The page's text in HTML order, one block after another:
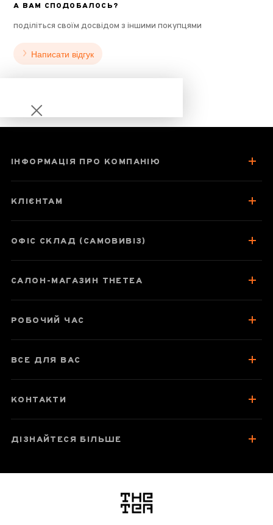
А ВАМ СПОДОБАЛОСЬ?
поділіться своїм досвідом з іншими покупцями
Написати відгук
Гречаний чай Ку
Про чай
Смак, аромат, колір
Відгуки чаєманів
ІНФОРМАЦІЯ ПРО КОМПАНІЮ
КЛІЄНТАМ
ОФІС СКЛАД (САМОВИВІЗ)
САЛОН-МАГАЗИН THETEA
РОБОЧИЙ ЧАС
ВСЕ ДЛЯ ВАС
КОНТАКТИ
ДІЗНАЙТЕСЯ БІЛЬШЕ
логотип